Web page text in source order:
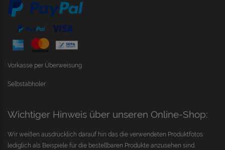
Vorkasse per Überweisung
Selbstabholer
Wichtiger Hinweis über unseren Online-Shop:
Wir weißen ausdrücklich darauf hin das die verwendeten Produktfotos
lediglich als Beispiele für die bestellbaren Produkte anzusehen sind.